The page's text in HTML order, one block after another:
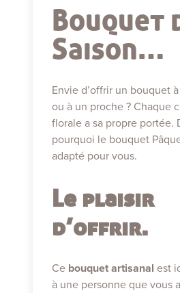
Bouquet
Saison…
Envie d’offrir un bouquet
ou à un proche ? Chaque
florale a sa propre portée.
pourquoi le bouquet
adapté pour vous.
Le plaisir
d’offrir.
Ce bouquet artisanal est
à une personne que vous